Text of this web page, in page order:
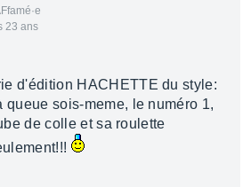
23 ans
d'édition HACHETTE du style:
queue sois-meme, le numéro 1,
de colle et sa roulette